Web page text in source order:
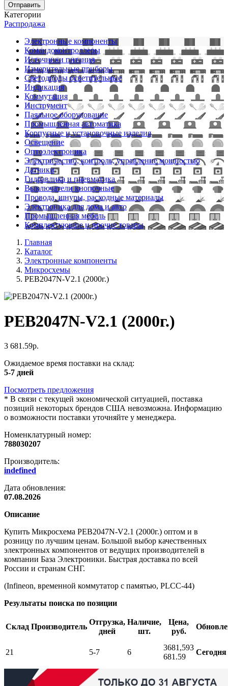
Отправить
Категории
Распродажа
Электронные компоненты
Командоконтроллеры
Источники питания
Измерительные приборы
Светодиоды осветительные
Индикация
Коммутация
Инструмент
Паяльное оборудование
Промышленная автоматика
Корпусные и установочные изделия
Освещение
Оптоэлектроника
Электричество, контроль, управление мощностью
Датчики
Гидравлика и пневматика
Выключатели кнопочные
Провода, шнуры, расходные материалы
Электроника для дома и авто
Промышленная мебель
Комплектующие и прочие товары
Главная
Каталог
Электронные компоненты
Микросхемы
PEB2047N-V2.1 (2000г.)
PEB2047N-V2.1 (2000г.)
3 681.59р.
Ожидаемое время поставки на склад:
5-7 дней
Посмотреть предложения
* В связи с текущей экономической ситуацией, поставка
позиций некоторых брендов США невозможна. Информацию
о возможности поставки уточняйте у менеджера.
Номенклатурный номер:
788030207
Производитель:
indefined
Дата обновления:
07.08.2026
Описание
Купить Микросхема PEB2047N-V2.1 (2000г.) оптом и в
розницу по лучшим ценам. Большой выбор качественных
электронных компонентов от ведущих производителей в
компании База Электроники. Быстрая доставка по всей
России и странам СНГ.
(Infineon, временной коммутатор с памятью, PLCC-44)
Результаты поиска по позиции
Склад Производитель
Отгрузка,
дней
Наличие,
шт.
Цена,
руб.
21 5-7 6
3681,593
681.59
Сегодня